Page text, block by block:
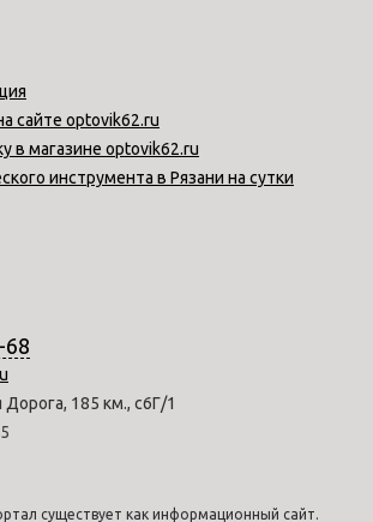
сайте optovik62.ru
в магазине optovik62.ru
инструмента в Рязани на сутки
68
185 км., с6Г/1
существует как информационный сайт.